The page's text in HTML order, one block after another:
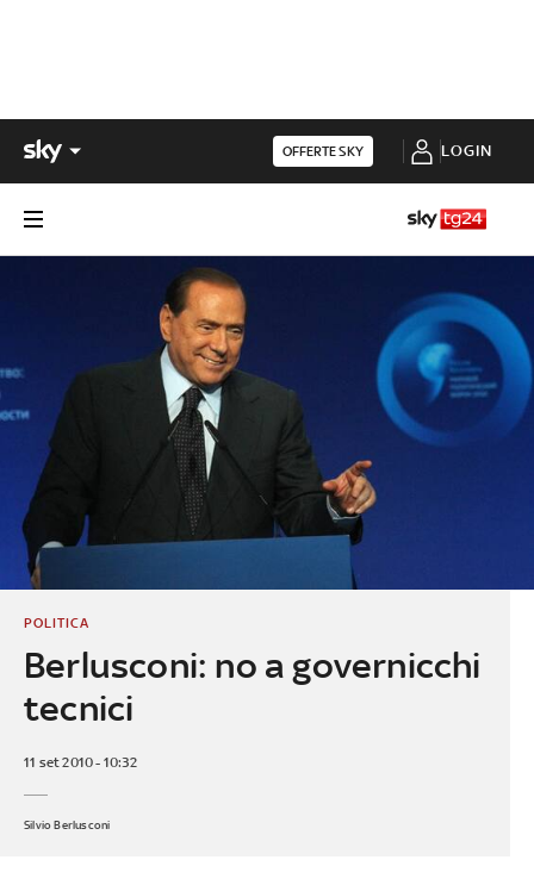
OFFERTE SKY LOGIN
Berlusconi: no a governicchi
tecnici
POLITICA
11 set 2010 - 10:32
Silvio Berlusconi